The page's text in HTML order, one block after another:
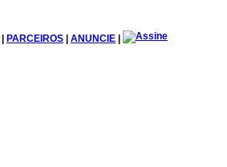
| PARCEIROS | ANUNCIE |